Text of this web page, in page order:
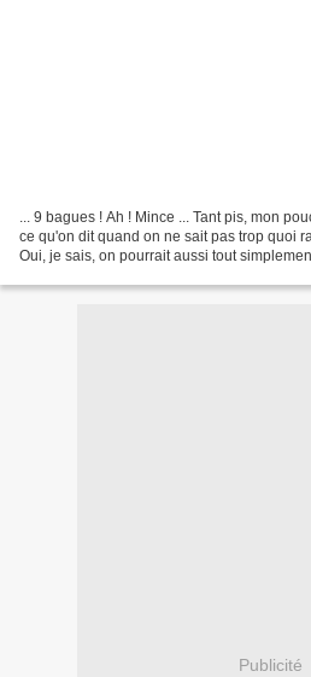
... 9 bagues ! Ah ! Mince ... Tant pis, mon
ce qu'on dit quand on ne sait pas trop quoi
Oui, je sais, on pourrait aussi tout
Publicité